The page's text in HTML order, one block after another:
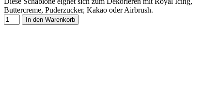
Buttercreme, Puderzucker, Kakao oder Airbrush.
In den Warenkorb